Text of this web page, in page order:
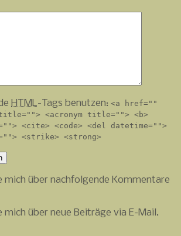
HTML-Tags benutzen: <a href=""
<acronym title=""> <b>
<cite> <code> <del datetime="">
<strike> <strong>
mich über nachfolgende Kommentare
mich über neue Beiträge via E-Mail.